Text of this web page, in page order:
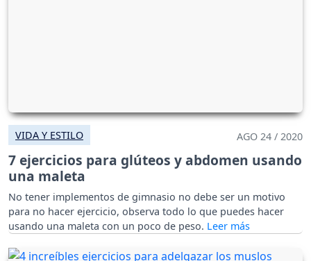
VIDA Y ESTILO AGO 24 / 2020
7 ejercicios para glúteos y abdomen usando
una maleta
No tener implementos de gimnasio no debe ser un motivo
para no hacer ejercicio, observa todo lo que puedes hacer
usando una maleta con un poco de peso.